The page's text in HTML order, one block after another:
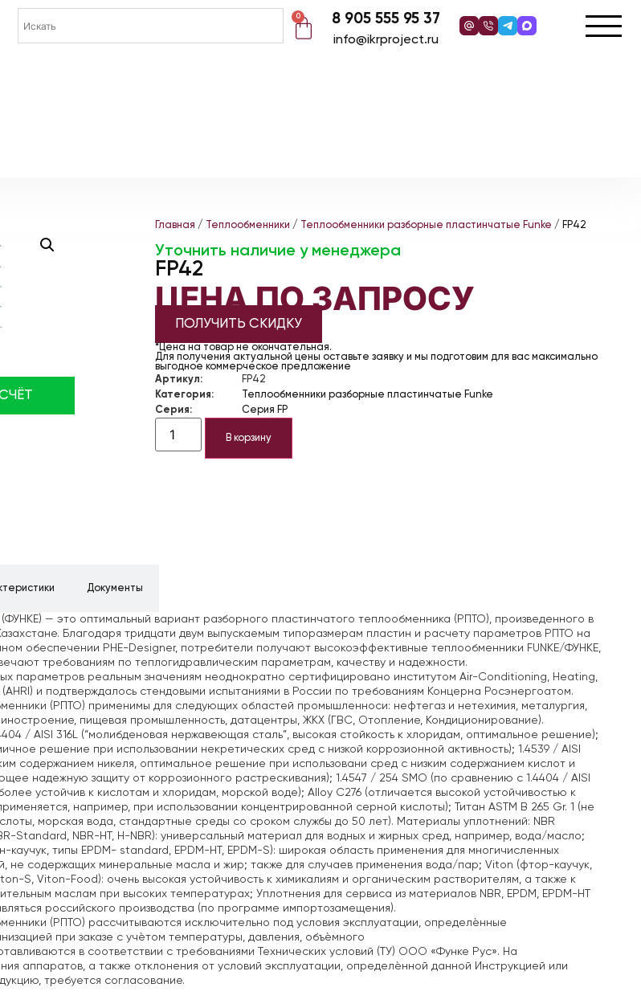
0 8 905 555 95 37
info@ikrproject.ru
Главная / Теплообменники / Теплообменники разборные пластинчатые Funke / FP42
Уточнить наличие у менеджера
FP42
ЦЕНА ПО ЗАПРОСУ
ПОЛУЧИТЬ СКИДКУ
*Цена на товар не окончательная.
Для получения актуальной цены оставьте заявку и мы подготовим для вас максимально
выгодное коммерческое предложение
Артикул:
FP42
Категория:
Теплообменники разборные пластинчатые Funke
Серия:
Серия FP
В корзину
Документы
(ФУНКЕ) — это оптимальный вариант разборного пластинчатого теплообменника (РПТО), произведенного в
Благодаря тридцати двум выпускаемым типоразмерам пластин и расчету параметров РПТО на
обеспечении PHE-Designer, потребители получают высокоэффективные теплообменники FUNKE/ФУНКЕ,
требованиям по теплогидравлическим параметрам, качеству и надежности.
параметров реальным значениям неоднократно сертифицировано институтом Air-Conditioning, Heating,
и подтверждалось стендовыми испытаниями в России по требованиям Концерна Росэнергоатом.
(РПТО) применимы для следующих областей промышленноси: нефтегаз и нетехимия, металургия,
пищевая промышленность, датацентры, ЖКХ (ГВС, Отопление, Кондиционирование).
/ AISI 316L (“молибденовая нержавеющая сталь”, высокая стойкость к хлоридам, оптимальное решение);
решение при использовании некретических сред с низкой коррозионной активность); 1.4539 / AISI
содержанием никеля, оптимальное решение при использовани сред с низким содержанием кислот и
надежную защиту от коррозионного растрескивания); 1.4547 / 254 SMO (по сравнению с 1.4404 / AISI
устойчив к кислотам и хлоридам, морской воде); Alloy C276 (отличается высокой устойчивостью к
например, при использовании концентрированной серной кислоты); Титан ASTM B 265 Gr. 1 (не
морская вода, стандартные среды со сроком службы до 50 лет). Материалы уплотнений: NBR
Standard, NBR-HT, H-NBR): универсальный материал для водных и жирных сред, например, вода/масло;
каучук, типы EPDM- standard, EPDM-HT, EPDM-S): широкая область применения для многичисленных
не содержащих минеральные масла и жир; также для случаев применения вода/пар; Viton (фтор-каучук,
S, Viton-Food): очень высокая устойчивость к химикалиям и органическим растворителям, а также к
маслам при высоких температурах; Уплотнения для сервиса из материалов NBR, EPDM, EPDM-HT
российского производства (по программе импортозамещения).
(РПТО) рассчитываются исключительно под условия эксплуатации, определѐнные
при заказе с учѐтом температуры, давления, объѐмного
в соответствии с требованиями Технических условий (ТУ) ООО «Функе Рус». На
аппаратов, а также отклонения от условий эксплуатации, определѐнной данной Инструкцией или
требуется согласование.